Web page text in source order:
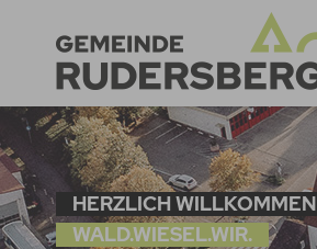
HERZLICH WILLKOMMEN
WALD.WIESEL.WIR.